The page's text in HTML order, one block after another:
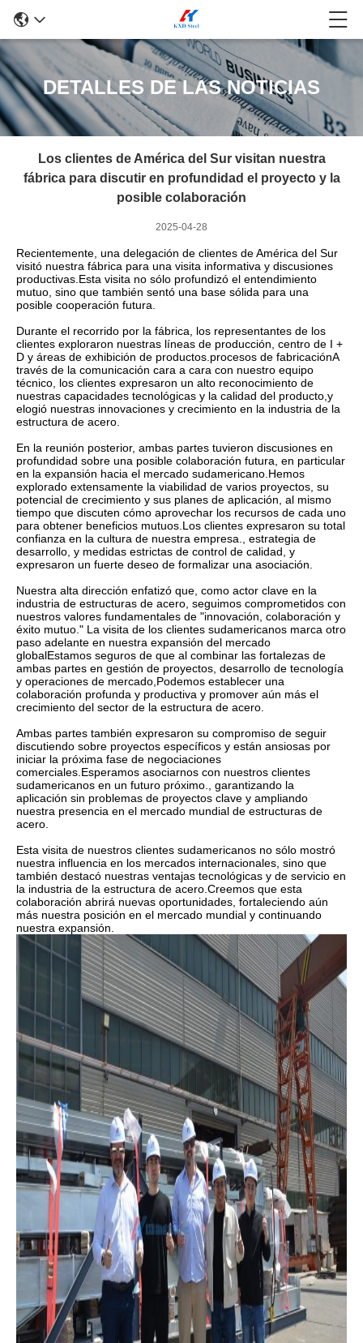
DETALLES DE LAS NOTICIAS
Los clientes de América del Sur visitan nuestra
fábrica para discutir en profundidad el proyecto y la
posible colaboración
2025-04-28
Recientemente, una delegación de clientes de América del Sur
visitó nuestra fábrica para una visita informativa y discusiones
productivas.Esta visita no sólo profundizó el entendimiento
mutuo, sino que también sentó una base sólida para una
posible cooperación futura.
Durante el recorrido por la fábrica, los representantes de los
clientes exploraron nuestras líneas de producción, centro de I +
D y áreas de exhibición de productos.procesos de fabricaciónA
través de la comunicación cara a cara con nuestro equipo
técnico, los clientes expresaron un alto reconocimiento de
nuestras capacidades tecnológicas y la calidad del producto,y
elogió nuestras innovaciones y crecimiento en la industria de la
estructura de acero.
En la reunión posterior, ambas partes tuvieron discusiones en
profundidad sobre una posible colaboración futura, en particular
en la expansión hacia el mercado sudamericano.Hemos
explorado extensamente la viabilidad de varios proyectos, su
potencial de crecimiento y sus planes de aplicación, al mismo
tiempo que discuten cómo aprovechar los recursos de cada uno
para obtener beneficios mutuos.Los clientes expresaron su total
confianza en la cultura de nuestra empresa., estrategia de
desarrollo, y medidas estrictas de control de calidad, y
expresaron un fuerte deseo de formalizar una asociación.
Nuestra alta dirección enfatizó que, como actor clave en la
industria de estructuras de acero, seguimos comprometidos con
nuestros valores fundamentales de "innovación, colaboración y
éxito mutuo." La visita de los clientes sudamericanos marca otro
paso adelante en nuestra expansión del mercado
globalEstamos seguros de que al combinar las fortalezas de
ambas partes en gestión de proyectos, desarrollo de tecnología
y operaciones de mercado,Podemos establecer una
colaboración profunda y productiva y promover aún más el
crecimiento del sector de la estructura de acero.
Ambas partes también expresaron su compromiso de seguir
discutiendo sobre proyectos específicos y están ansiosas por
iniciar la próxima fase de negociaciones
comerciales.Esperamos asociarnos con nuestros clientes
sudamericanos en un futuro próximo., garantizando la
aplicación sin problemas de proyectos clave y ampliando
nuestra presencia en el mercado mundial de estructuras de
acero.
Esta visita de nuestros clientes sudamericanos no sólo mostró
nuestra influencia en los mercados internacionales, sino que
también destacó nuestras ventajas tecnológicas y de servicio en
la industria de la estructura de acero.Creemos que esta
colaboración abrirá nuevas oportunidades, fortaleciendo aún
más nuestra posición en el mercado mundial y continuando
nuestra expansión.